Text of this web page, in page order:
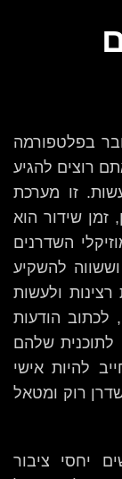
בפלטפורמה
רוצים להגיע
זו מערכת
זמן שידור הוא
השדרנים
להשקיע
ולעשות
לכתוב הודעות
שלהם
להיות אישי
רוק ומטאל
יחסי ציבור